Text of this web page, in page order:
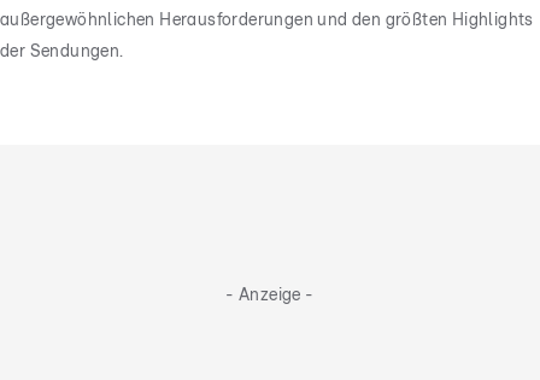
außergewöhnlichen Herausforderungen und den größten Highlights
der Sendungen.
- Anzeige -